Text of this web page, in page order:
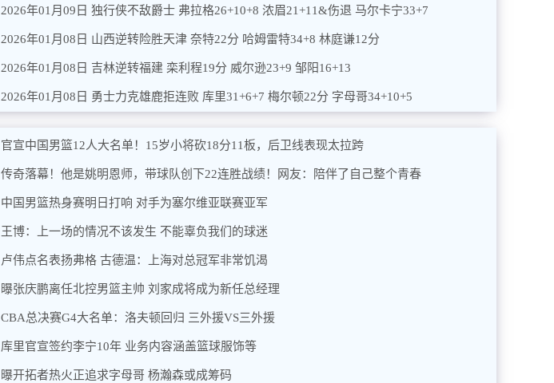
2026年01月09日 独行侠不敌爵士 弗拉格26+10+8 浓眉21+11&伤退 马尔卡宁33+7
2026年01月08日 山西逆转险胜天津 奈特22分 哈姆雷特34+8 林庭谦12分
2026年01月08日 吉林逆转福建 栾利程19分 威尔逊23+9 邹阳16+13
2026年01月08日 勇士力克雄鹿拒连败 库里31+6+7 梅尔顿22分 字母哥34+10+5
官宣中国男篮12人大名单！15岁小将砍18分11板，后卫线表现太拉跨
传奇落幕！他是姚明恩师，带球队创下22连胜战绩！网友：陪伴了自己整个青春
中国男篮热身赛明日打响 对手为塞尔维亚联赛亚军
王博：上一场的情况不该发生 不能辜负我们的球迷
卢伟点名表扬弗格 古德温：上海对总冠军非常饥渴
曝张庆鹏离任北控男篮主帅 刘家成将成为新任总经理
CBA总决赛G4大名单：洛夫顿回归 三外援VS三外援
库里官宣签约李宁10年 业务内容涵盖篮球服饰等
曝开拓者热火正追求字母哥 杨瀚森或成筹码